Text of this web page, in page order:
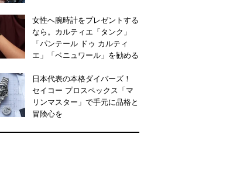
女性へ腕時計をプレゼントする
なら。カルティエ「タンク」
「パンテール ドゥ カルティ
エ」「ベニュワール」を勧める
日本代表の本格ダイバーズ！
セイコー プロスペックス「マ
リンマスター」で手元に品格と
冒険心を